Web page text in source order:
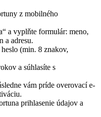
z mobilného
a vyplňte formulár: meno,
a adresu.
(min. 8 znakov,
a súhlasíte s
vám príde overovací e-
prihlasenie údajov a